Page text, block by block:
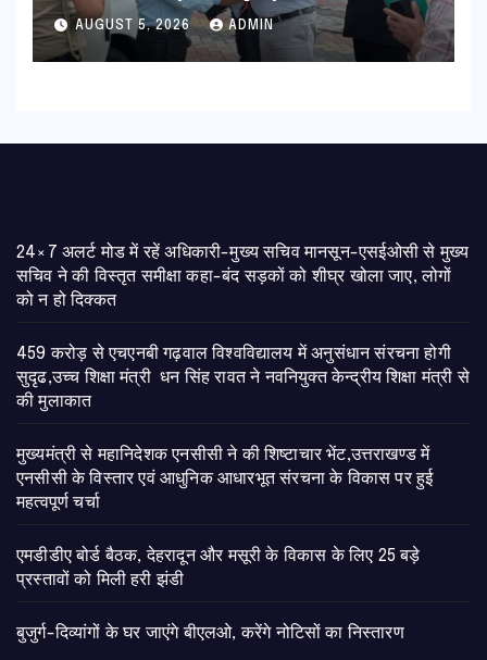
हरी झंडी
AUGUST 5, 2026 ADMIN
24×7 अलर्ट मोड में रहें अधिकारी-मुख्य सचिव मानसून-एसईओसी से मुख्य
सचिव ने की विस्तृत समीक्षा कहा-बंद सड़कों को शीघ्र खोला जाए, लोगों
को न हो दिक्कत
459 करोड़ से एचएनबी गढ़वाल विश्वविद्यालय में अनुसंधान संरचना होगी
सुदृढ,उच्च शिक्षा मंत्री धन सिंह रावत ने नवनियुक्त केन्द्रीय शिक्षा मंत्री से
की मुलाकात
मुख्यमंत्री से महानिदेशक एनसीसी ने की शिष्टाचार भेंट,उत्तराखण्ड में
एनसीसी के विस्तार एवं आधुनिक आधारभूत संरचना के विकास पर हुई
महत्वपूर्ण चर्चा
एमडीडीए बोर्ड बैठक, देहरादून और मसूरी के विकास के लिए 25 बड़े
प्रस्तावों को मिली हरी झंडी
बुजुर्ग-दिव्यांगों के घर जाएंगे बीएलओ, करेंगे नोटिसों का निस्तारण